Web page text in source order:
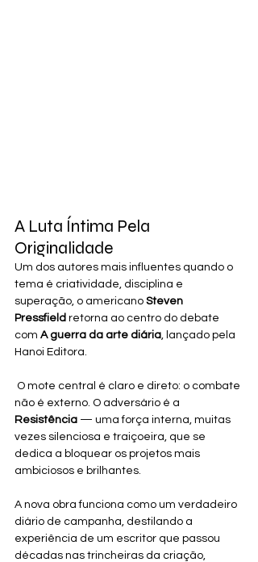
A Luta Íntima Pela
Originalidade
Um dos autores mais influentes quando o
tema é criatividade, disciplina e
superação, o americano Steven
Pressfield retorna ao centro do debate
com A guerra da arte diária , lançado pela
Hanoi Editora.
não é externo. O adversário é a
Resistência — uma força interna, muitas
vezes silenciosa e traiçoeira, que se
dedica a bloquear os projetos mais
ambiciosos e brilhantes.
A nova obra funciona como um verdadeiro
diário de campanha, destilando a
experiência de um escritor que passou
décadas nas trincheiras da criação,